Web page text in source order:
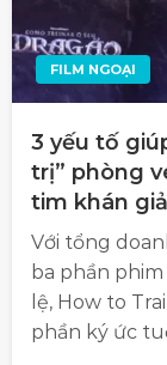
FILM NGOẠI
3 yếu tố
trị” phòng
tim khán
Với tổng
ba phần
lệ, How to
phần ký ức